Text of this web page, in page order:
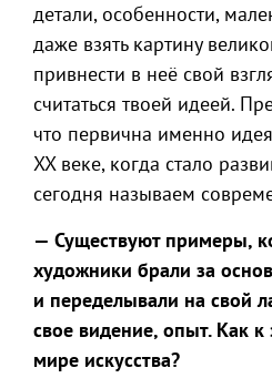
детали, особенности,
даже взять картину
привнести в неё свой
считаться твоей идеей.
что первична именно
XX веке, когда стало
сегодня называем
— Существуют примеры,
художники брали за
и переделывали на свой
свое видение, опыт. Как к
мире искусства?